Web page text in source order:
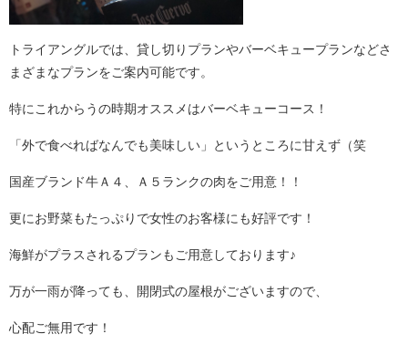
トライアングルでは、貸し切りプランやバーベキュープランなどさ
まざまなプランをご案内可能です。
特にこれからうの時期オススメはバーベキューコース！
「外で食べればなんでも美味しい」というところに甘えず（笑
国産ブランド牛Ａ４、Ａ５ランクの肉をご用意！！
更にお野菜もたっぷりで女性のお客様にも好評です！
海鮮がプラスされるプランもご用意しております♪
万が一雨が降っても、開閉式の屋根がございますので、
心配ご無用です！